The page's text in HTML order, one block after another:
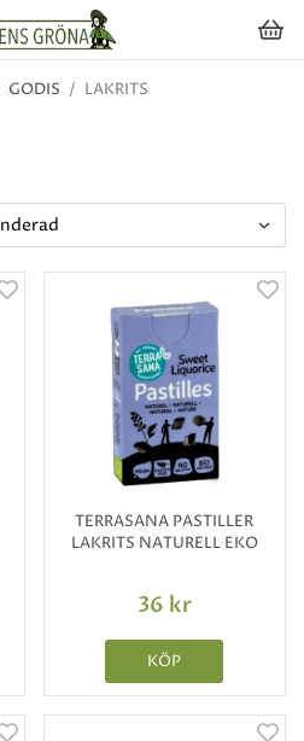
GODIS / LAKRITS
TERRASANA PASTILLER
LAKRITS NATURELL EKO
36 kr
KÖP